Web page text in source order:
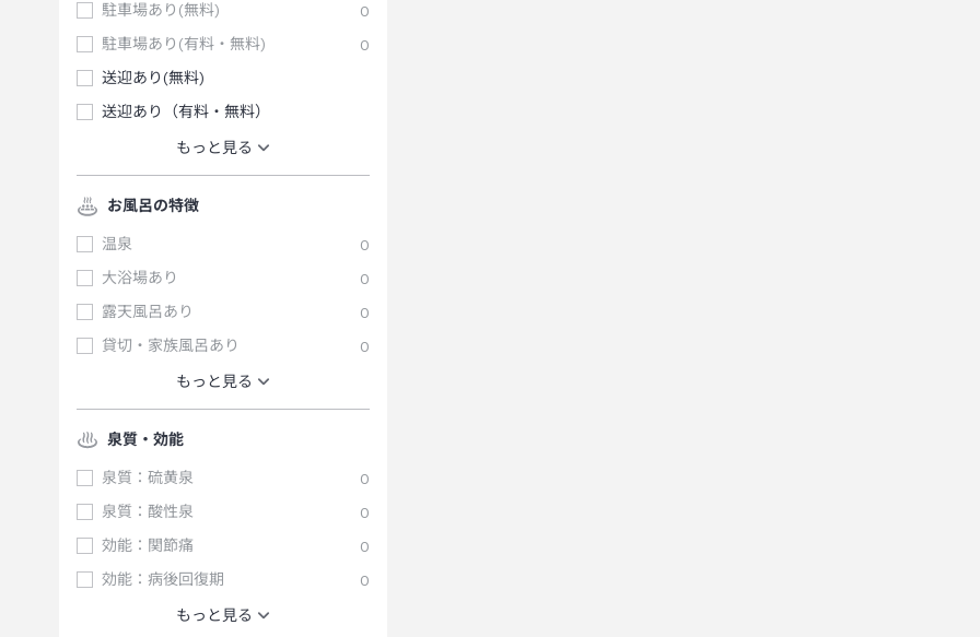
駐車場あり(無料)
0
駐車場あり(有料・無料)
0
送迎あり(無料)
送迎あり（有料・無料）
もっと見る
お風呂の特徴
温泉
0
大浴場あり
0
露天風呂あり
0
貸切・家族風呂あり
0
もっと見る
泉質・効能
泉質：硫黄泉
0
泉質：酸性泉
0
効能：関節痛
0
効能：病後回復期
0
もっと見る